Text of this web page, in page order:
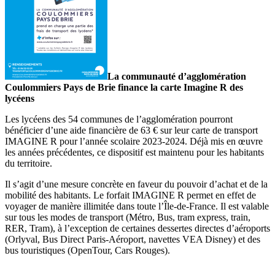
La communauté d’agglomération
Coulommiers Pays de Brie finance la carte Imagine R des
lycéens
Les lycéens des 54 communes de l’agglomération pourront
bénéficier d’une aide financière de 63 € sur leur carte de transport
IMAGINE R pour l’année scolaire 2023-2024. Déjà mis en œuvre
les années précédentes, ce dispositif est maintenu pour les habitants
du territoire.
Il s’agit d’une mesure concrète en faveur du pouvoir d’achat et de la
mobilité des habitants. Le forfait IMAGINE R permet en effet de
voyager de manière illimitée dans toute l’Île-de-France. Il est valable
sur tous les modes de transport (Métro, Bus, tram express, train,
RER, Tram), à l’exception de certaines dessertes directes d’aéroports
(Orlyval, Bus Direct Paris-Aéroport, navettes VEA Disney) et des
bus touristiques (OpenTour, Cars Rouges).